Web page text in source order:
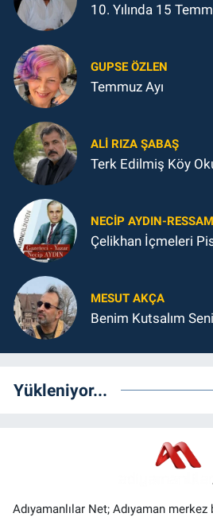
10. Yılında 15
GUPSE ÖZLEN
Temmuz Ayı
ALI RIZA ŞABAŞ
Terk Edilmiş Köy
NECIP AYDIN-
Çelikhan İçmeleri
MESUT AKÇA
Benim Kutsalım
Yükleniyor...
Adıyamanlılar Net; Adıyaman